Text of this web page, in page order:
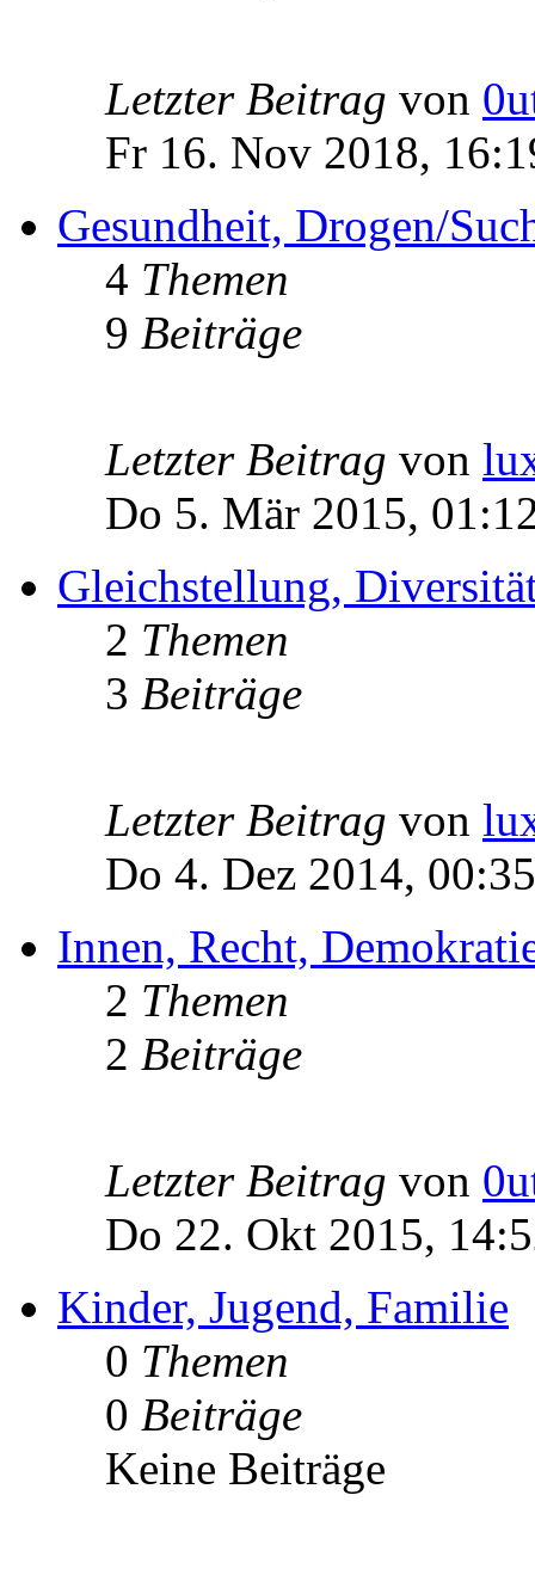
Letzter Beitrag von
Fr 16. Nov 2018,
Gesundheit, Drogen/
4 Themen
9 Beiträge
Letzter Beitrag von
Do 5. Mär 2015,
Gleichstellung,
2 Themen
3 Beiträge
Letzter Beitrag von
Do 4. Dez 2014, 00:35
Innen, Recht,
2 Themen
2 Beiträge
Letzter Beitrag von
Do 22. Okt 2015,
Kinder, Jugend, Familie
0 Themen
0 Beiträge
Keine Beiträge